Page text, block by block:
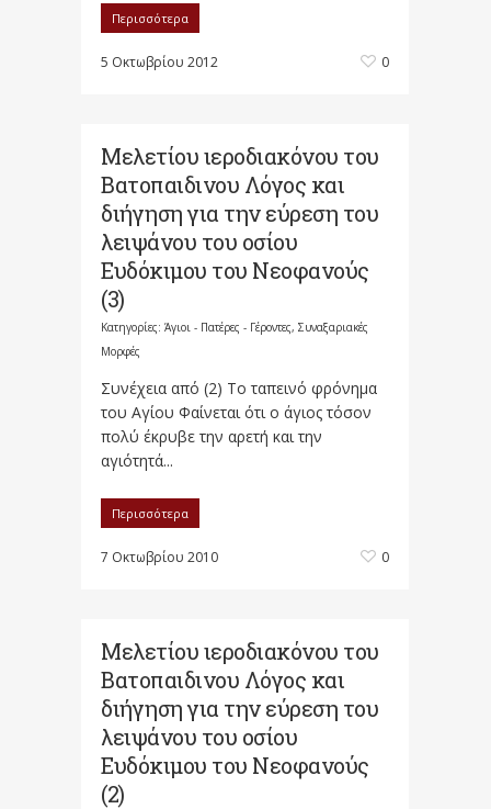
Περισσότερα
5 Οκτωβρίου 2012 0
Μελετίου ιεροδιακόνου του
Βατοπαιδινου Λόγος και
διήγηση για την εύρεση του
λειψάνου του οσίου
Ευδόκιμου του Νεοφανούς
(3)
Κατηγορίες: Άγιοι - Πατέρες - Γέροντες, Συναξαριακές
Μορφές
Συνέχεια από (2) Το ταπεινό φρόνημα
του Αγίου Φαίνεται ότι ο άγιος τόσον
πολύ έκρυβε την αρετή και την
αγιότητά...
Περισσότερα
7 Οκτωβρίου 2010 0
Μελετίου ιεροδιακόνου του
Βατοπαιδινου Λόγος και
διήγηση για την εύρεση του
λειψάνου του οσίου
Ευδόκιμου του Νεοφανούς
(2)